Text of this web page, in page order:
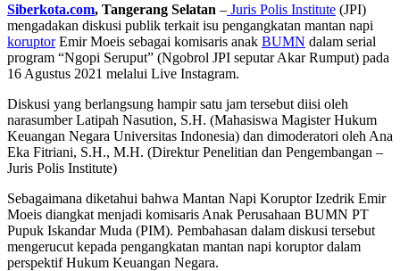
Siberkota.com, Tangerang Selatan – Juris Polis Institute (JPI)
mengadakan diskusi publik terkait isu pengangkatan mantan napi
koruptorEmir Moeis sebagai komisaris anak BUMN dalam serial
program “Ngopi Seruput” (Ngobrol JPI seputar Akar Rumput) pada
16 Agustus 2021 melalui Live Instagram.
Diskusi yang berlangsung hampir satu jam tersebut diisi oleh
narasumber Latipah Nasution, S.H. (Mahasiswa Magister Hukum
Keuangan Negara Universitas Indonesia) dan dimoderatori oleh Ana
Eka Fitriani, S.H., M.H. (Direktur Penelitian dan Pengembangan –
Juris Polis Institute)
Sebagaimana diketahui bahwa Mantan Napi Koruptor Izedrik Emir
Moeis diangkat menjadi komisaris Anak Perusahaan BUMN PT
Pupuk Iskandar Muda (PIM). Pembahasan dalam diskusi tersebut
mengerucut kepada pengangkatan mantan napi koruptor dalam
perspektif Hukum Keuangan Negara.